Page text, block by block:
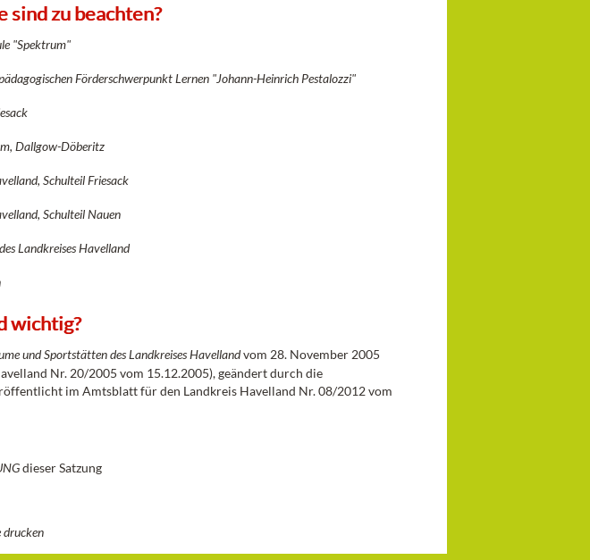
zu beachten?
"Spektrum"
Förderschwerpunkt Lernen "Johann-Heinrich Pestalozzi"
Dallgow-Döberitz
Schulteil Friesack
Schulteil Nauen
Landkreises Havelland
wichtig?
und Sportstätten des Landkreises Havellandvom 28. November 2005
Nr. 20/2005 vom 15.12.2005), geändert durch die
im Amtsblatt für den Landkreis Havelland Nr. 08/2012 vom
dieser Satzung
drucken